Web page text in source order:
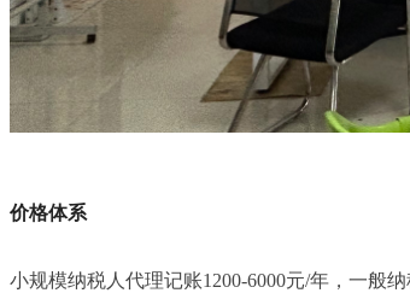
价格体系
小规模纳税人代理记账1200-6000元/年，一般